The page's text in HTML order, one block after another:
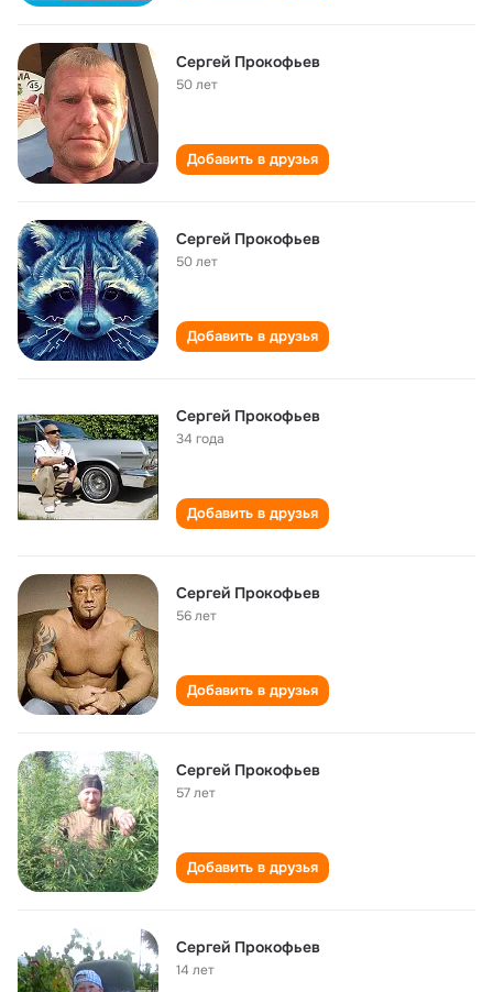
Сергей Прокофьев
50 лет
Добавить в друзья
Сергей Прокофьев
50 лет
Добавить в друзья
Сергей Прокофьев
34 года
Добавить в друзья
Сергей Прокофьев
56 лет
Добавить в друзья
Сергей Прокофьев
57 лет
Добавить в друзья
Сергей Прокофьев
14 лет